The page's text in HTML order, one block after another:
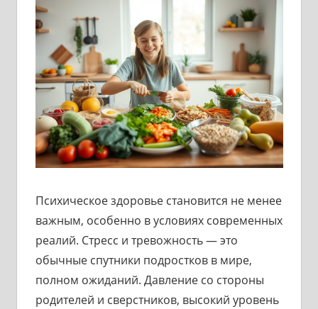
Психическое здоровье становится не менее
важным, особенно в условиях современных
реалий. Стресс и тревожность — это
обычные спутники подростков в мире,
полном ожиданий. Давление со стороны
родителей и сверстников, высокий уровень